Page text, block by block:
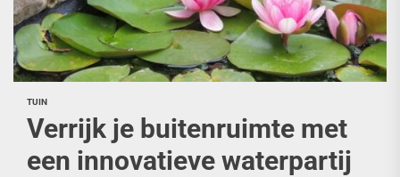
TUIN
Verrijk je buitenruimte met
een innovatieve waterpartij